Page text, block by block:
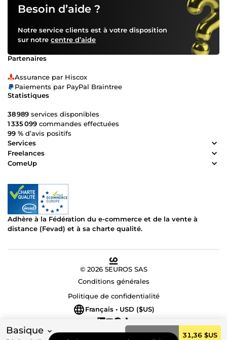
Basique Commander 31,36 $US
les améliorations possibles et définir une feuille de route
claire pour le succès de votre site. Expertise Shopify et
Développement Chatbot : Développement de boutiques
Shopify performantes et création de chatbots pour
automatiser et améliorer l’expérience client. 🚀 Pourquoi
centaines de clients satisfaits et des classements
Personnalisées : Un service premium adapté aux besoins
uniques de chaque client. Accompagnement Complet :
Révisions illimitées jusqu'à votre entière satisfaction et
assistance continue pour garantir le succès de votre projet.
📈 Prêt à booster votre visibilité en ligne avec un site web
optimisé et des backlinks de qualité ? Contactez-moi dès
maintenant pour discuter de vos objectifs et mettre en
place une stratégie SEO puissante. Ensemble, faisons
Besoin d’aide ?
Notre service clients est à votre disposition
sur notre centre d’aide
Partenaires
Assurance par Hiscox
Paiements par PayPal Braintree
Statistiques
38 989 services disponibles
1 335 099 commandes effectuées
99 % d’avis positifs
Services
Freelances
ComeUp
Adhère à la Fédération du e-commerce et de la vente à
distance (Fevad) et à sa charte qualité.
© 2026 5EUROS SAS
Conditions générales
Politique de confidentialité
Français • USD ($US)